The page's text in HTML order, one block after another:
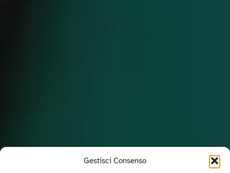
Gestisci Consenso